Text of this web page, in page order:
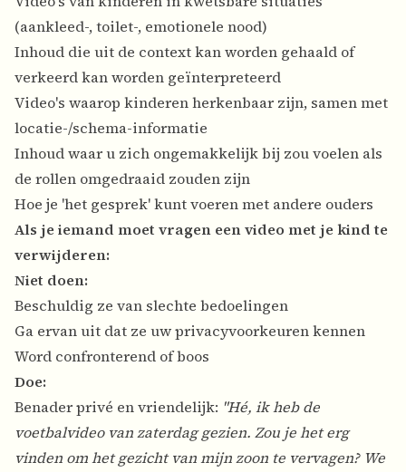
(aankleed-, toilet-, emotionele nood)
Inhoud die uit de context kan worden gehaald of
verkeerd kan worden geïnterpreteerd
Video's waarop kinderen herkenbaar zijn, samen met
locatie-/schema-informatie
Inhoud waar u zich ongemakkelijk bij zou voelen als
de rollen omgedraaid zouden zijn
Hoe je 'het gesprek' kunt voeren met andere ouders
Als je iemand moet vragen een video met je kind te
verwijderen:
Niet doen:
Beschuldig ze van slechte bedoelingen
Ga ervan uit dat ze uw privacyvoorkeuren kennen
Word confronterend of boos
Doe:
Benader privé en vriendelijk: "Hé, ik heb de
voetbalvideo van zaterdag gezien. Zou je het erg
vinden om het gezicht van mijn zoon te vervagen? We